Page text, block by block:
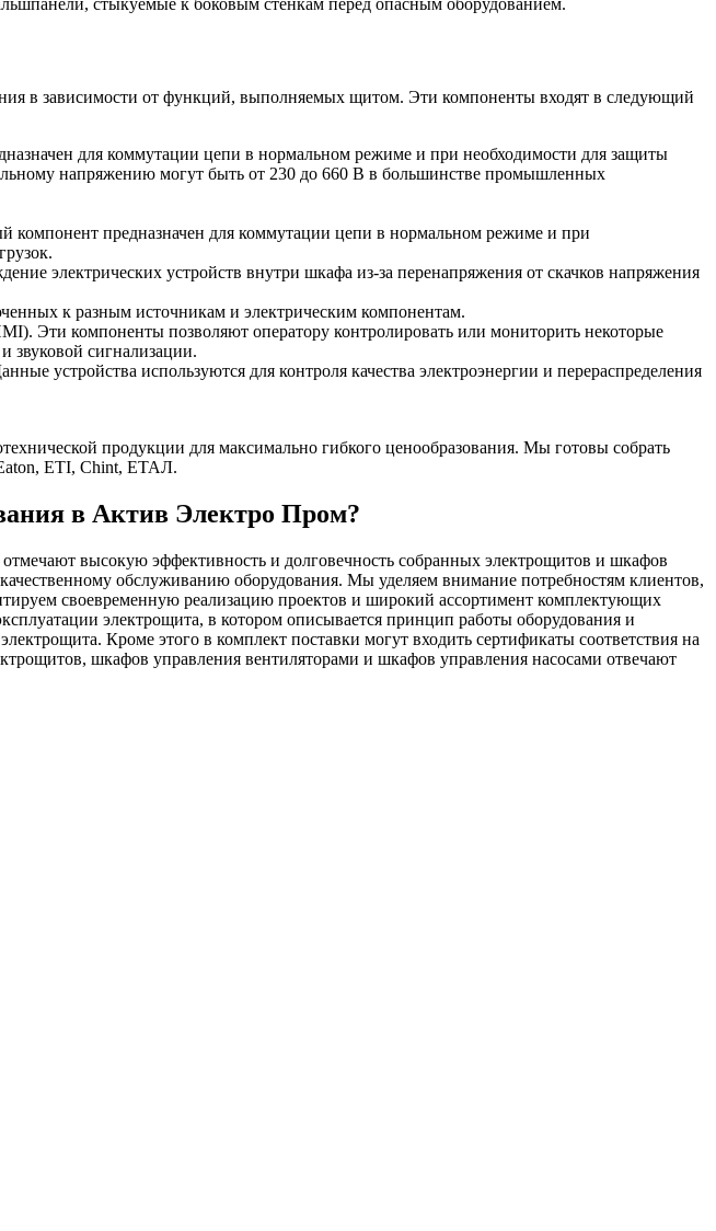
стыкуемые к боковым стенкам перед опасным оборудованием.
в зависимости от функций, выполняемых щитом. Эти компоненты входят в следующий
для коммутации цепи в нормальном режиме и при необходимости для защиты
напряжению могут быть от 230 до 660 В в большинстве промышленных
предназначен для коммутации цепи в нормальном режиме и при
электрических устройств внутри шкафа из-за перенапряжения от скачков напряжения
к разным источникам и электрическим компонентам.
Эти компоненты позволяют оператору контролировать или мониторить некоторые
сигнализации.
устройства используются для контроля качества электроэнергии и перераспределения
продукции для максимально гибкого ценообразования. Мы готовы собрать
ETI, Chint, ETAЛ.
в Актив Электро Пром?
высокую эффективность и долговечность собранных электрощитов и шкафов
обслуживанию оборудования. Мы уделяем внимание потребностям клиентов,
своевременную реализацию проектов и широкий ассортимент комплектующих
электрощита, в котором описывается принцип работы оборудования и
Кроме этого в комплект поставки могут входить сертификаты соответствия на
шкафов управления вентиляторами и шкафов управления насосами отвечают